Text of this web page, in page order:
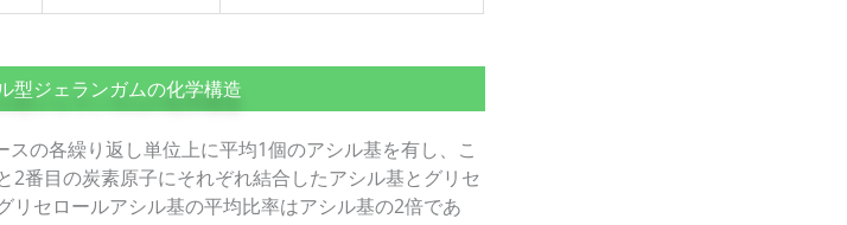
型ジェランガムの化学構造
の各繰り返し単位上に平均1個のアシル基を有し、こ
2番目の炭素原子にそれぞれ結合したアシル基とグリセ
リセロールアシル基の平均比率はアシル基の2倍であ